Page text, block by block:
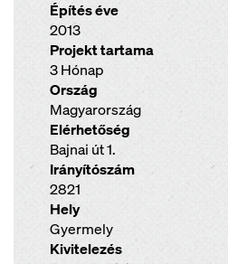
Építés éve
2013
Projekt tartama
3 Hónap
Ország
Magyarország
Elérhetőség
Bajnai út 1.
Irányítószám
2821
Hely
Gyermely
Kivitelezés